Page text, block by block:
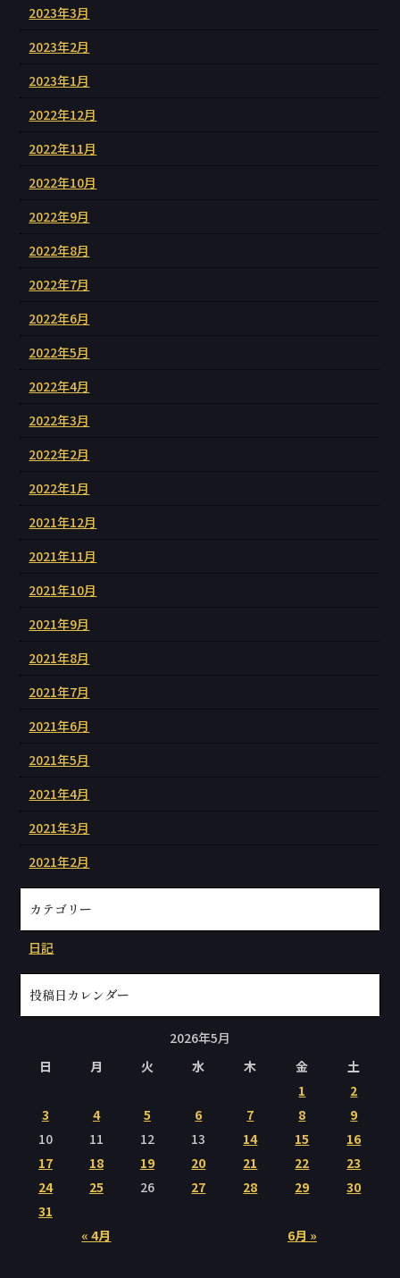
2023年3月
2023年2月
2023年1月
2022年12月
2022年11月
2022年10月
2022年9月
2022年8月
2022年7月
2022年6月
2022年5月
2022年4月
2022年3月
2022年2月
2022年1月
2021年12月
2021年11月
2021年10月
2021年9月
2021年8月
2021年7月
2021年6月
2021年5月
2021年4月
2021年3月
2021年2月
カテゴリー
日記
投稿日カレンダー
2026年5月
日
月 火 水 木 金 土
« 4月 6月 »
1
2
3
4 5 6 7 8
9
10
11 12 13 14 15
16
17
18 19 20 21 22
23
24
25 26 27 28 29
30
31